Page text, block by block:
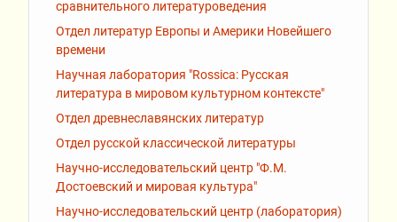
сравнительного литературоведения
Отдел литератур Европы и Америки Новейшего
времени
Научная лаборатория "Rossiсa: Русская
литература в мировом культурном контексте"
Отдел древнеславянских литератур
Отдел русской классической литературы
Научно-исследовательский центр "Ф.М.
Достоевский и мировая культура"
Научно-исследовательский центр (лаборатория)